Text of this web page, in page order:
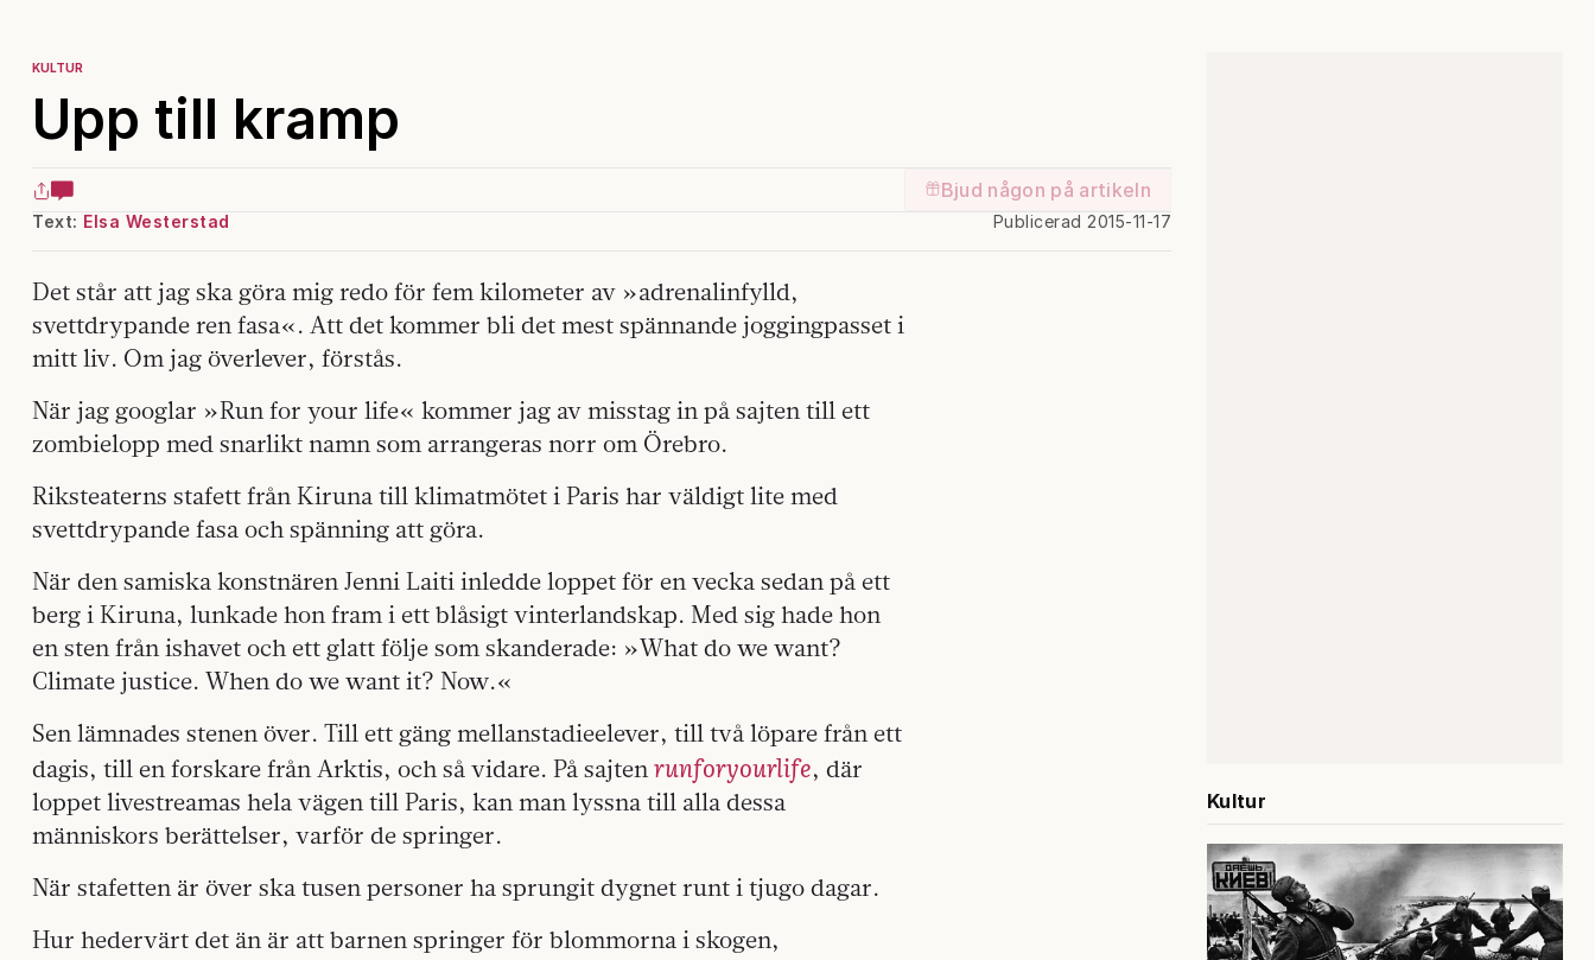
KULTUR
Upp till kramp
Bjud någon på artikeln
Text: Elsa Westerstad Publicerad 2015-11-17
Det står att jag ska göra mig redo för fem kilometer av »adrenalinfylld,
svettdrypande ren fasa«. Att det kommer bli det mest spännande joggingpasset i
mitt liv. Om jag överlever, förstås.
När jag googlar »Run for your life« kommer jag av misstag in på sajten till ett
zombielopp med snarlikt namn som arrangeras norr om Örebro.
Riksteaterns stafett från Kiruna till klimatmötet i Paris har väldigt lite med
svettdrypande fasa och spänning att göra.
När den samiska konstnären Jenni Laiti inledde loppet för en vecka sedan på ett
berg i Kiruna, lunkade hon fram i ett blåsigt vinterlandskap. Med sig hade hon
en sten från ishavet och ett glatt följe som skanderade: »What do we want?
Climate justice. When do we want it? Now.«
Sen lämnades stenen över. Till ett gäng mellanstadieelever, till två löpare från ett
dagis, till en forskare från Arktis, och så vidare. På sajtenrunforyourlife, där
loppet livestreamas hela vägen till Paris, kan man lyssna till alla dessa
människors berättelser, varför de springer.
När stafetten är över ska tusen personer ha sprungit dygnet runt i tjugo dagar.
Hur hedervärt det än är att barnen springer för blommorna i skogen,
Kultur